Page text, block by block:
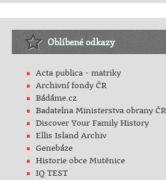
Oblíbené odkazy
Acta publica - matriky
Archivní fondy ČR
Bádáme.cz
Badatelna Ministerstva obrany ČR
Discover Your Family History
Ellis Island Archiv
Genebáze
Historie obce Mutěnice
IQ TEST